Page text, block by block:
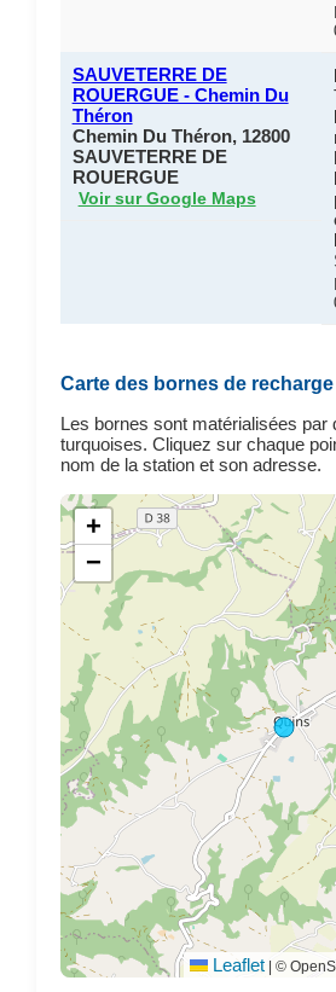
SAUVETERRE DE
ROUERGUE - Chemin Du
Théron
Chemin Du Théron, 12800
SAUVETERRE DE
ROUERGUE
Voir sur Google Maps
Carte des bornes de
Les bornes sont matérialisées par
turquoises. Cliquez sur chaque
nom de la station et son adresse.
+
−
Leaflet | ©